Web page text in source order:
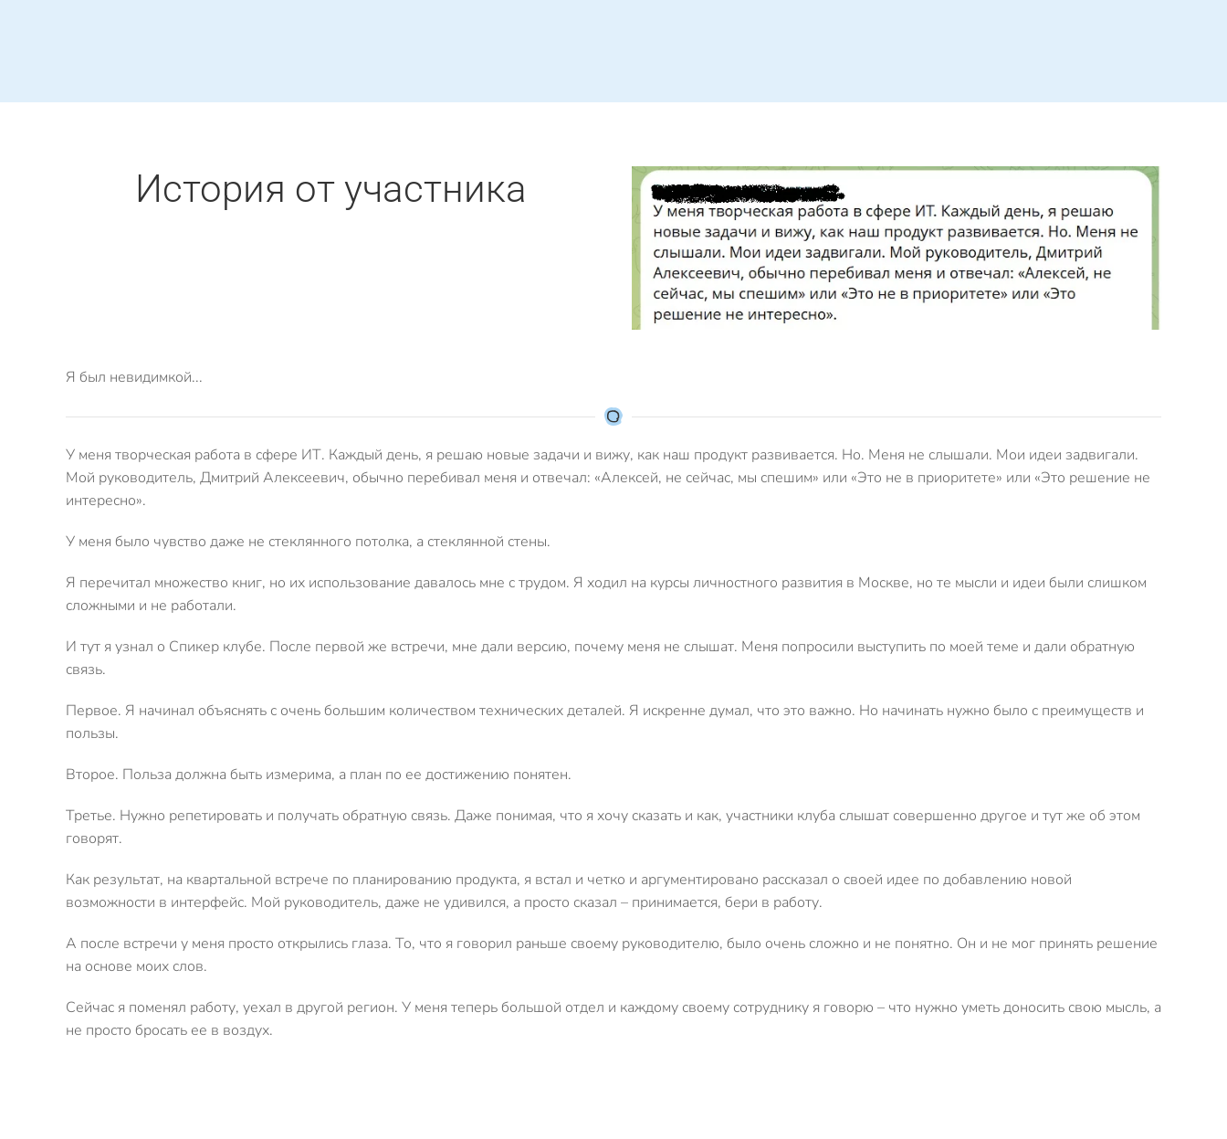
История от участника
Я был невидимкой...
У меня творческая работа в сфере ИТ. Каждый день, я решаю новые задачи и вижу, как наш продукт развивается. Но. Меня не слышали. Мои идеи задвигали.
Мой руководитель, Дмитрий Алексеевич, обычно перебивал меня и отвечал: «Алексей, не сейчас, мы спешим» или «Это не в приоритете» или «Это решение не
интересно».
У меня было чувство даже не стеклянного потолка, а стеклянной стены.
Я перечитал множество книг, но их использование давалось мне с трудом. Я ходил на курсы личностного развития в Москве, но те мысли и идеи были слишком
сложными и не работали.
И тут я узнал о Спикер клубе. После первой же встречи, мне дали версию, почему меня не слышат. Меня попросили выступить по моей теме и дали обратную
связь.
Первое. Я начинал объяснять с очень большим количеством технических деталей. Я искренне думал, что это важно. Но начинать нужно было с преимуществ и
пользы.
Второе. Польза должна быть измерима, а план по ее достижению понятен.
Третье. Нужно репетировать и получать обратную связь. Даже понимая, что я хочу сказать и как, участники клуба слышат совершенно другое и тут же об этом
говорят.
Как результат, на квартальной встрече по планированию продукта, я встал и четко и аргументировано рассказал о своей идее по добавлению новой
возможности в интерфейс. Мой руководитель, даже не удивился, а просто сказал – принимается, бери в работу.
А после встречи у меня просто открылись глаза. То, что я говорил раньше своему руководителю, было очень сложно и не понятно. Он и не мог принять решение
на основе моих слов.
Сейчас я поменял работу, уехал в другой регион. У меня теперь большой отдел и каждому своему сотруднику я говорю – что нужно уметь доносить свою мысль, а
не просто бросать ее в воздух.